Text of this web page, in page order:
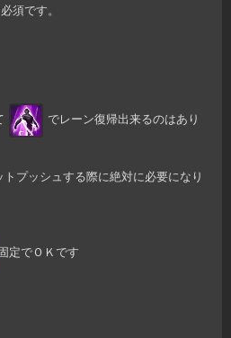
須です。
でレーン復帰出来るのはあり
プッシュする際に絶対に必要になり
定でＯＫです